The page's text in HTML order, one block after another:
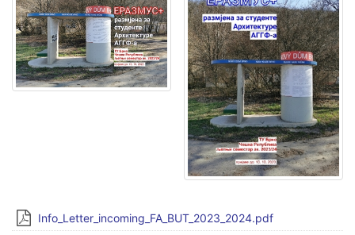
Info_Letter_incoming_FA_BUT_2023_2024.pdf